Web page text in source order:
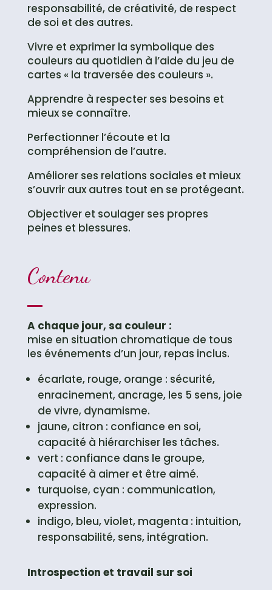
responsabilité, de créativité, de respect
de soi et des autres.
Vivre et exprimer la symbolique des
couleurs au quotidien à l’aide du jeu de
cartes « la traversée des couleurs ».
Apprendre à respecter ses besoins et
mieux se connaître.
Perfectionner l’écoute et la
compréhension de l’autre.
Améliorer ses relations sociales et mieux
s’ouvrir aux autres tout en se protégeant.
Objectiver et soulager ses propres
peines et blessures.
Contenu
A chaque jour, sa couleur :
mise en situation chromatique de tous
les événements d’un jour, repas inclus.
écarlate, rouge, orange : sécurité,
enracinement, ancrage, les 5 sens, joie
de vivre, dynamisme.
jaune, citron : confiance en soi,
capacité à hiérarchiser les tâches.
vert : confiance dans le groupe,
capacité à aimer et être aimé.
turquoise, cyan : communication,
expression.
indigo, bleu, violet, magenta : intuition,
responsabilité, sens, intégration.
Introspection et travail sur soi